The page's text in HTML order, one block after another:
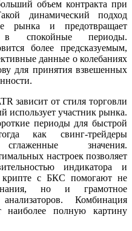
объем контракта при
динамический подход
рынка и предотвращает
в спокойные периоды.
более предсказуемым,
данные о колебаниях
для принятия взвешенных
зависит от стиля торговли
использует участник рынка.
периоды для быстрой
как свинг-трейдеры
значения.
настроек позволяет
индикатора и
крипте с БКС помогают не
но и грамотное
Комбинация
наиболее полную картину